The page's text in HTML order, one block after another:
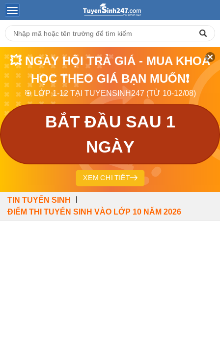
💥 NGÀY HỘI TRẢ GIÁ - MUA KHOÁ
HỌC THEO GIÁ BẠN MUỐN❗
🎯 LỚP 1-12 TẠI TUYENSINH247 (TỪ 10-12/08)
BẮT ĐẦU SAU 1
NGÀY
XEM CHI TIẾT
TIN TUYỂN SINH
ĐIỂM THI TUYỂN SINH VÀO LỚP 10 NĂM 2026